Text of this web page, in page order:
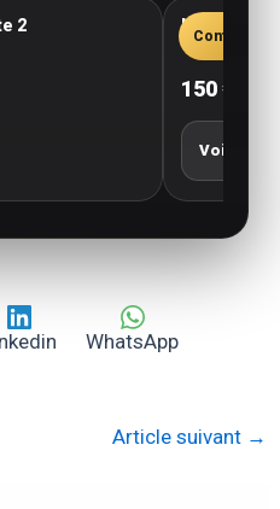
2
Confort
New
150 €
Voir le
WhatsApp
Article suivant →